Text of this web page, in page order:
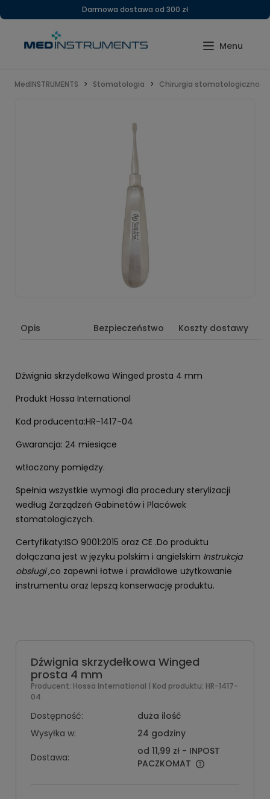
Darmowa dostawa od 300 zł
MedINSTRUMENTS Stomatologia Chirurgia stomatologiczna
Opis Bezpieczeństwo Koszty dostawy
Dźwignia skrzydełkowa Winged prosta 4 mm
Produkt Hossa International
Kod producenta:HR-1417-04
Gwarancja: 24 miesiące
wtłoczony pomiędzy.
Spełnia wszystkie wymogi dla procedury sterylizacji
według Zarządzeń Gabinetów i Placówek
stomatologiczych.
Certyfikaty:ISO 9001:2015 oraz CE .Do produktu
dołączana jest w języku polskim i angielskim Instrukcja
obsługi ,co zapewni łatwe i prawidłowe użytkowanie
instrumentu oraz lepszą konserwację produktu.
Dźwignia skrzydełkowa Winged
prosta 4 mm
Producent: Hossa International | Kod produktu: HR-1417-
04
Dostępność:
duża ilość
Wysyłka w:
24 godziny
Dostawa:
od 11,99 zł - INPOST
PACZKOMAT